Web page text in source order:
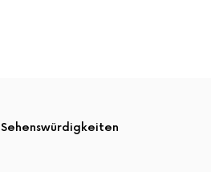
Sehenswürdigkeiten